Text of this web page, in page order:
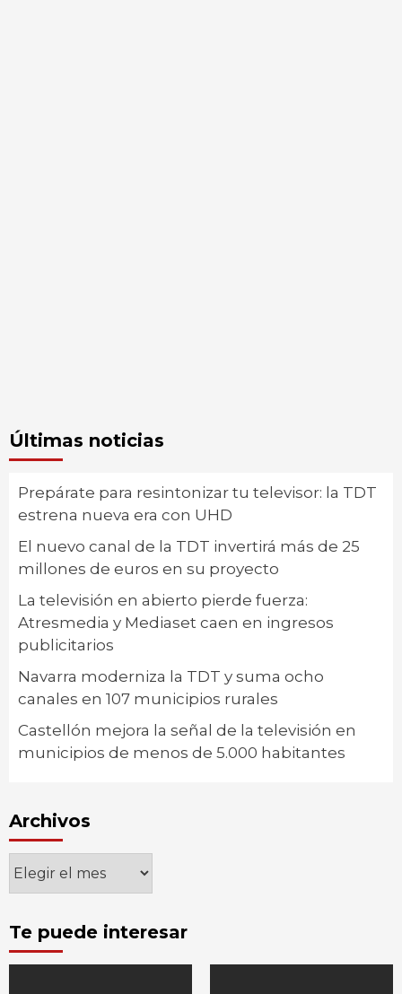
Últimas noticias
Prepárate para resintonizar tu televisor: la TDT
estrena nueva era con UHD
El nuevo canal de la TDT invertirá más de 25
millones de euros en su proyecto
La televisión en abierto pierde fuerza:
Atresmedia y Mediaset caen en ingresos
publicitarios
Navarra moderniza la TDT y suma ocho
canales en 107 municipios rurales
Castellón mejora la señal de la televisión en
municipios de menos de 5.000 habitantes
Archivos
Archivos
Te puede interesar